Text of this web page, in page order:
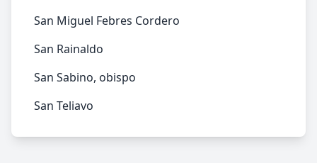
San Miguel Febres Cordero
San Rainaldo
San Sabino, obispo
San Teliavo